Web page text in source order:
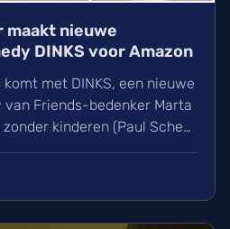
nieuwe
DINKS voor Amazon
komt met DINKS, een nieuwe
Friends-bedenker Marta
kinderen (Paul Scheer
script. Wij ontdekken